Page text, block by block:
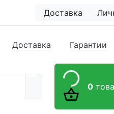
Доставка
Доставка Гарантии
0